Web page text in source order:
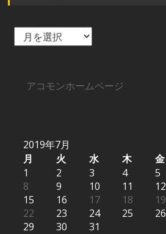
ア
アコモンホームページ
2019年7月
月
火 水 木 金
1
2 3 4 5
8
9 10 11 12
15
16 17 18 19
22
23 24 25 26
29
30 31